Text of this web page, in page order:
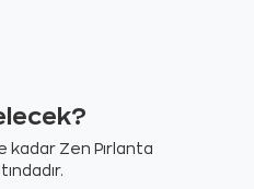
kadar Zen Pırlanta